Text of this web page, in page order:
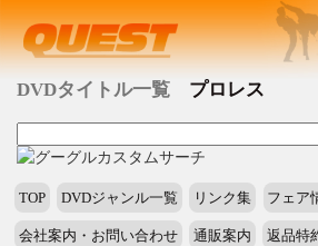
DVDタイトル一覧 プロレス
TOP DVDジャンル一覧 リンク集 フェア
会社案内・お問い合わせ 通販案内 返品特